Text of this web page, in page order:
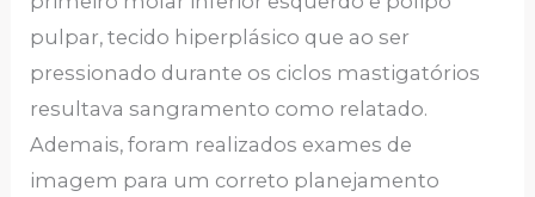
pulpar, tecido hiperplásico que ao ser
pressionado durante os ciclos mastigatórios
resultava sangramento como relatado.
Ademais, foram realizados exames de
imagem para um correto planejamento